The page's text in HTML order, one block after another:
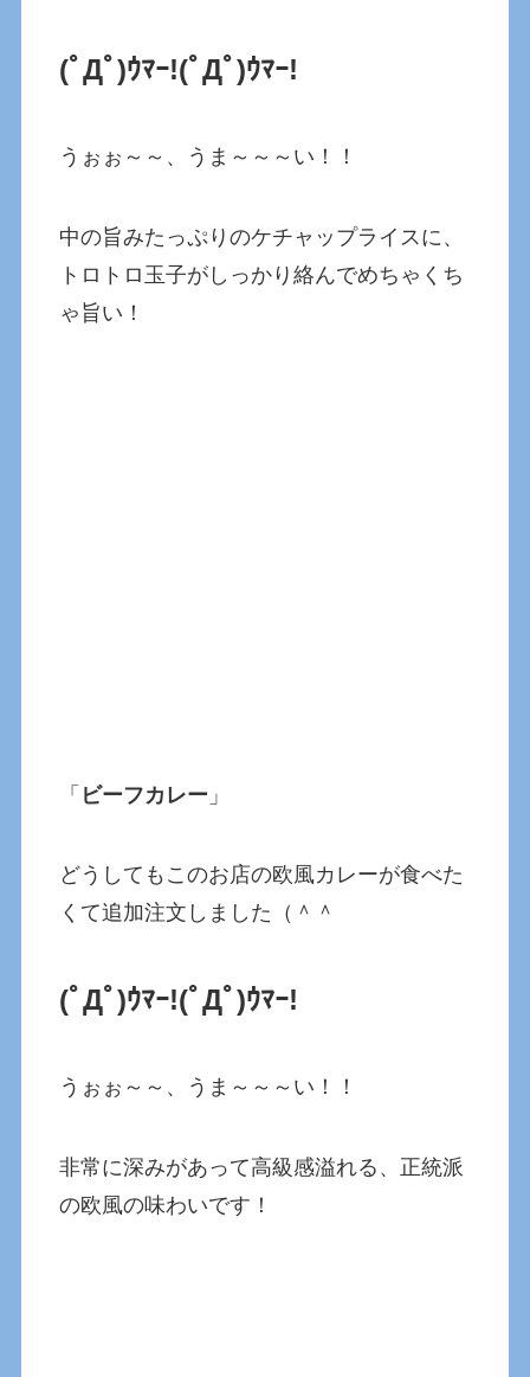
(ﾟДﾟ)ｳﾏｰ!(ﾟДﾟ)ｳﾏｰ!
うぉぉ～～、うま～～～い！！
中の旨みたっぷりのケチャップライスに、
トロトロ玉子がしっかり絡んでめちゃくち
ゃ旨い！
「 ビーフカレー 」
どうしてもこのお店の欧風カレーが食べた
くて追加注文しました（＾＾
(ﾟДﾟ)ｳﾏｰ!(ﾟДﾟ)ｳﾏｰ!
うぉぉ～～、うま～～～い！！
非常に深みがあって高級感溢れる、正統派
の欧風の味わいです！